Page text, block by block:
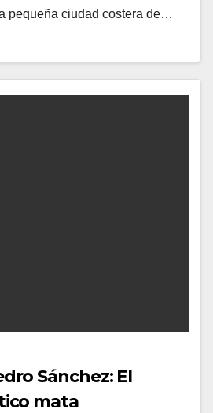
pequeña ciudad costera de…
Sánchez: El
mata